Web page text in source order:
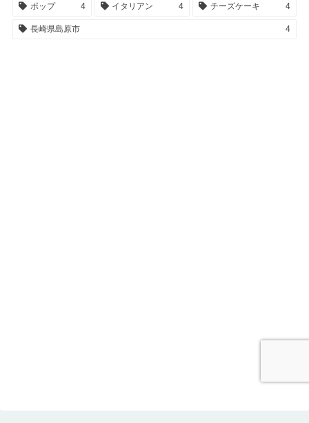
ポップ 4 イタリアン 4 チーズケーキ 4
長崎県島原市 4